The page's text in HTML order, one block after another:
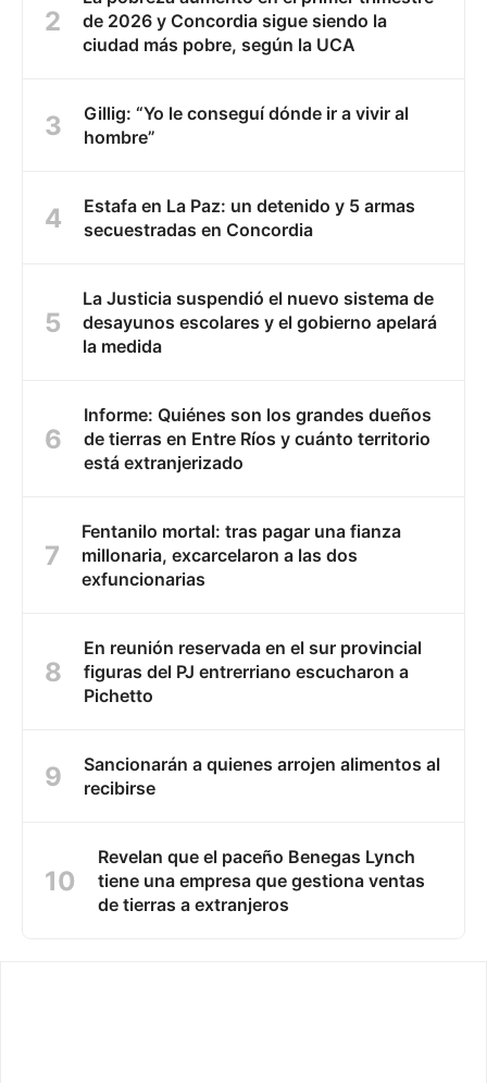
de 2026 y Concordia sigue siendo la
ciudad más pobre, según la UCA
Gillig: “Yo le conseguí dónde ir a vivir al
hombre”
Estafa en La Paz: un detenido y 5 armas
secuestradas en Concordia
La Justicia suspendió el nuevo sistema de
desayunos escolares y el gobierno apelará
la medida
Informe: Quiénes son los grandes dueños
de tierras en Entre Ríos y cuánto territorio
está extranjerizado
Fentanilo mortal: tras pagar una fianza
millonaria, excarcelaron a las dos
exfuncionarias
En reunión reservada en el sur provincial
figuras del PJ entrerriano escucharon a
Pichetto
Sancionarán a quienes arrojen alimentos al
recibirse
Revelan que el paceño Benegas Lynch
tiene una empresa que gestiona ventas
de tierras a extranjeros